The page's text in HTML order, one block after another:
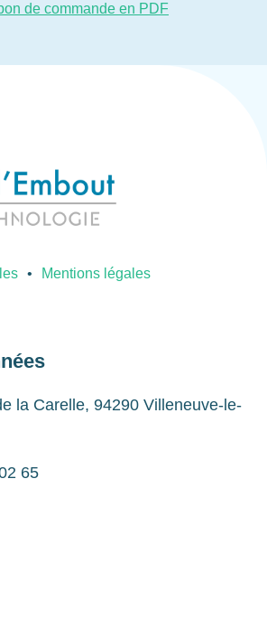
de commande en PDF
Mentions légales
la Carelle, 94290 Villeneuve-le-
65